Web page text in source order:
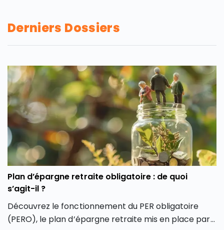
Derniers Dossiers
Plan d’épargne retraite obligatoire : de quoi
s’agit-il ?
Découvrez le fonctionnement du PER obligatoire
(PERO), le plan d’épargne retraite mis en place par